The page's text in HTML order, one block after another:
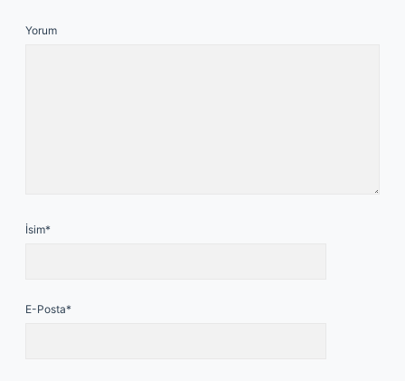
Yorum
İsim*
E-Posta*